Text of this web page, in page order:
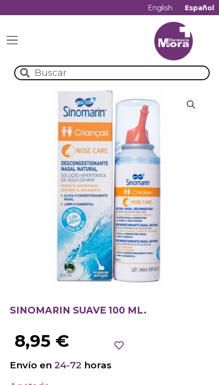
English Español
SINOMARIN SUAVE 100 ML.
8,95 €
Envío en 24-72 horas